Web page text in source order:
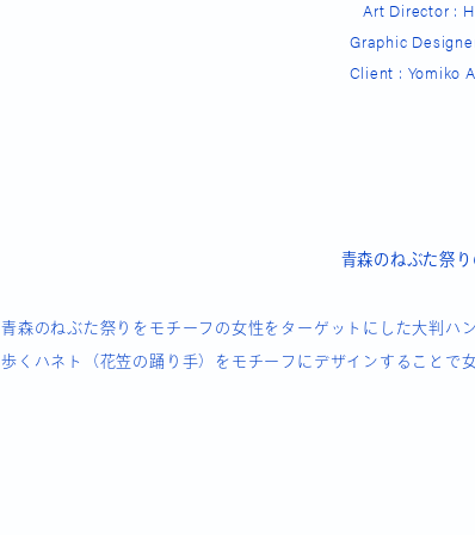
Art Director :
Graphic
Client : Yomiko
青森のねぶた祭
青森のねぶた祭りをモチーフの女性をターゲットにした大判ハ
歩くハネト（花笠の踊り手）をモチーフにデザインすることで